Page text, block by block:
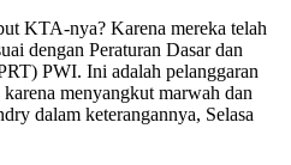
KTA-nya? Karena mereka telah
dengan Peraturan Dasar dan
PWI. Ini adalah pelanggaran
menyangkut marwah dan
dalam keterangannya, Selasa